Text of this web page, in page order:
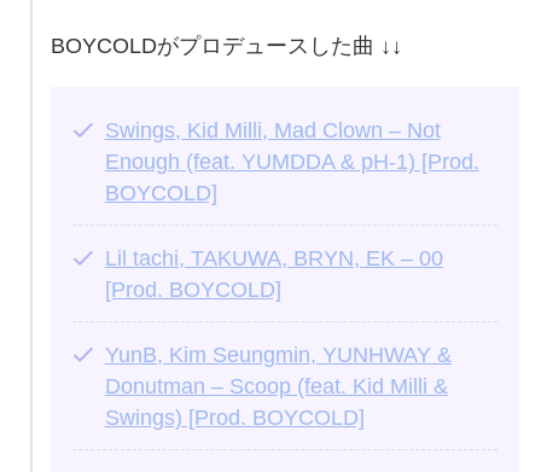
BOYCOLDがプロデュースした曲 ↓↓
Swings, Kid Milli, Mad Clown – Not
Enough (feat. YUMDDA & pH-1) [Prod.
BOYCOLD]
Lil tachi, TAKUWA, BRYN, EK – 00
[Prod. BOYCOLD]
YunB, Kim Seungmin, YUNHWAY &
Donutman – Scoop (feat. Kid Milli &
Swings) [Prod. BOYCOLD]